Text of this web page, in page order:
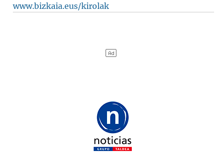
www.bizkaia.eus/kirolak